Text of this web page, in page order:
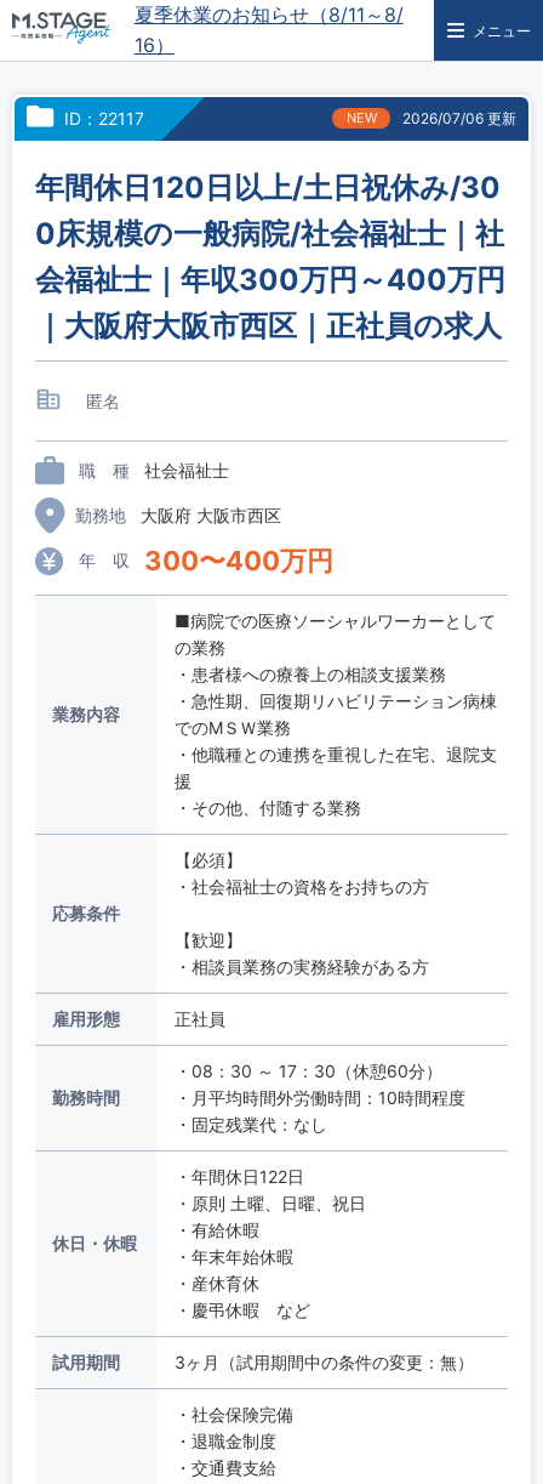
夏季休業のお知らせ（8/11～8/
16）
メニュー
ID：22117 NEW 2026/07/06 更新
年間休日120日以上/土日祝休み/30
0床規模の一般病院/社会福祉士｜社
会福祉士｜年収300万円～400万円
｜大阪府大阪市西区｜正社員の求人
匿名
職 種 社会福祉士
勤務地 大阪府 大阪市西区
年 収 300〜400万円
業務内容
■病院での医療ソーシャルワーカーとして
の業務
・患者様への療養上の相談支援業務
・急性期、回復期リハビリテーション病棟
でのMＳＷ業務
・他職種との連携を重視した在宅、退院支
援
・その他、付随する業務
応募条件
【必須】
・社会福祉士の資格をお持ちの方
【歓迎】
・相談員業務の実務経験がある方
雇用形態 正社員
勤務時間
・08：30 ～ 17：30（休憩60分）
・月平均時間外労働時間：10時間程度
・固定残業代：なし
休日・休暇
・年間休日122日
・原則 土曜、日曜、祝日
・有給休暇
・年末年始休暇
・産休育休
・慶弔休暇 など
試用期間 3ヶ月（試用期間中の条件の変更：無）
・社会保険完備
・退職金制度
・交通費支給